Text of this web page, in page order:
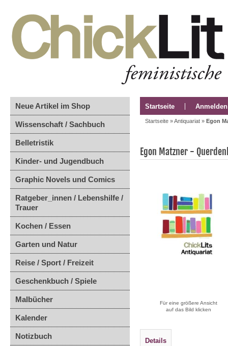
Neue Artikel im Shop
Wissenschaft / Sachbuch
Belletristik
Kinder- und Jugendbuch
Graphic Novels und Comics
Ratgeber_innen / Lebenshilfe /
Trauer
Kochen / Essen
Garten und Natur
Reise / Sport / Freizeit
Geschenkbuch / Spiele
Malbücher
Kalender
Notizbuch
Startseite Anmelden
Startseite »Antiquariat » Egon
Egon Matzner -
Für eine größere Ansicht
auf das Bild klicken
Details